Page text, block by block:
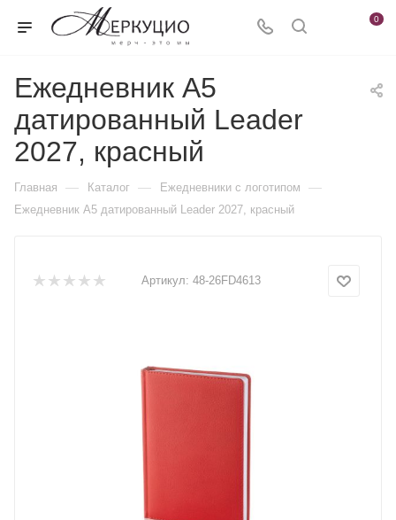
0
Ежедневник А5
датированный Leader
2027, красный
Главная — Каталог — Ежедневники c логотипом —
Ежедневник А5 датированный Leader 2027, красный
Артикул: 48-26FD4613